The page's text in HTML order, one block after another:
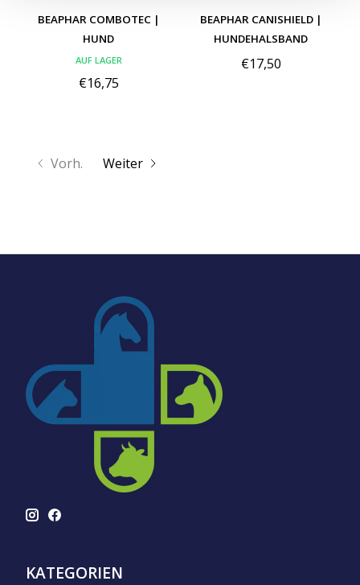
BEAPHAR COMBOTEC |
HUND
AUF LAGER
€16,75
BEAPHAR CANISHIELD |
HUNDEHALSBAND
€17,50
Vorh. Weiter
KATEGORIEN